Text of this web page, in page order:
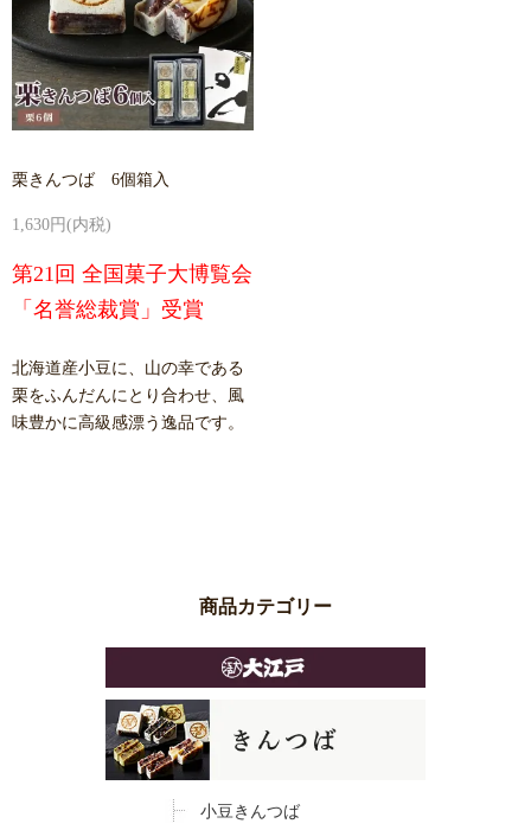
栗きんつば 6個箱入
1,630円(内税)
第21回 全国菓子大博覧会
「名誉総裁賞」受賞
北海道産小豆に、山の幸である
栗をふんだんにとり合わせ、風
味豊かに高級感漂う逸品です。
商品カテゴリー
小豆きんつば